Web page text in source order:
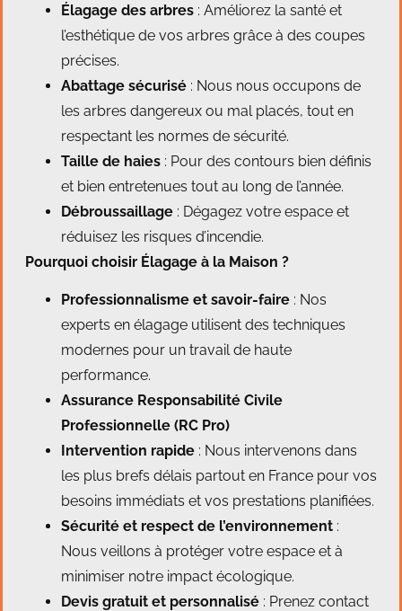
Élagage des arbres : Améliorez la santé et
l’esthétique de vos arbres grâce à des coupes
précises.
Abattage sécurisé : Nous nous occupons de
les arbres dangereux ou mal placés, tout en
respectant les normes de sécurité.
Taille de haies : Pour des contours bien définis
et bien entretenues tout au long de l’année.
Débroussaillage : Dégagez votre espace et
réduisez les risques d’incendie.
Pourquoi choisir Élagage à la Maison ?
Professionnalisme et savoir-faire : Nos
experts en élagage utilisent des techniques
modernes pour un travail de haute
performance.
Assurance Responsabilité Civile
Professionnelle (RC Pro)
Intervention rapide : Nous intervenons dans
les plus brefs délais partout en France pour vos
besoins immédiats et vos prestations planifiées.
Sécurité et respect de l’environnement :
Nous veillons à protéger votre espace et à
minimiser notre impact écologique.
Devis gratuit et personnalisé : Prenez contact